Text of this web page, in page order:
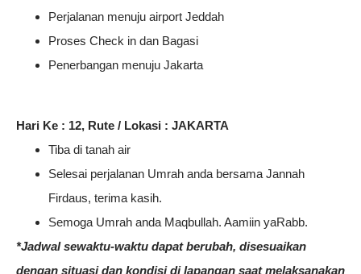
Perjalanan menuju airport Jeddah
Proses Check in dan Bagasi
Penerbangan menuju Jakarta
Hari Ke : 12, Rute / Lokasi : JAKARTA
Tiba di tanah air
Selesai perjalanan Umrah anda bersama Jannah
Firdaus, terima kasih.
Semoga Umrah anda Maqbullah. Aamiin yaRabb.
*Jadwal sewaktu-waktu dapat berubah, disesuaikan
dengan situasi dan kondisi di lapangan saat melaksanakan